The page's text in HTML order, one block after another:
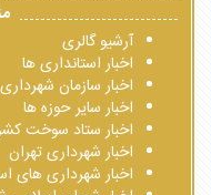
آرشیو گالری
اخبار استانداری ها
اخبار سازمان
اخبار سایر حوزه ها
اخبار ستاد سوخت
اخبار شهرداری تهران
اخبار شهرداری های